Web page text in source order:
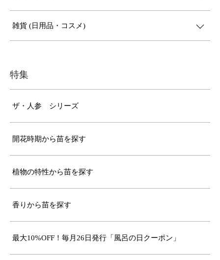
雑貨 (日用品・コスメ)
特集
ザ・人参 シリーズ
開花時期から苗を探す
植物の特性から苗を探す
香りから苗を探す
最大10%OFF！毎月26日発行「風呂の日クーポン」